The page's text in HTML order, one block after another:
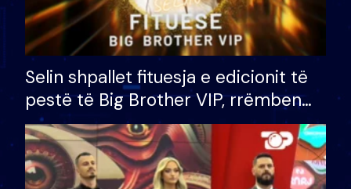
Selin shpallet fituesja e edicionit të
pestë të Big Brother VIP, rrëmben
çmimin e madh prej 100 mijë eurosh